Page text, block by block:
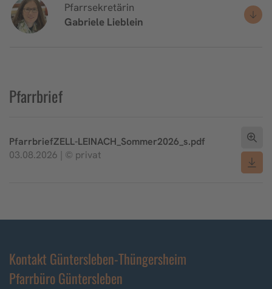
Pfarrsekretärin
Gabriele Lieblein
Pfarrbrief
PfarrbriefZELL-LEINACH_Sommer2026_s.pdf
03.08.2026 | © privat
Kontakt Güntersleben-Thüngersheim
Pfarrbüro Güntersleben